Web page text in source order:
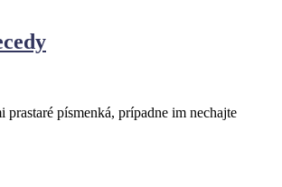
prastaré písmenká, prípadne im nechajte